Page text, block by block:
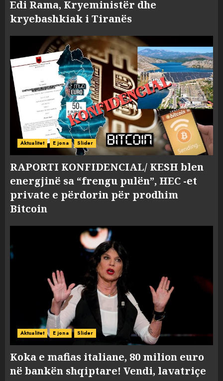
Edi Rama, Kryeministër dhe
kryebashkiak i Tiranës
Aktualitet E jona Slider
RAPORTI KONFIDENCIAL/ KESH blen
energjinë sa “frengu pulën”, HEC -et
private e përdorin për prodhim
Bitcoin
Aktualitet E jona Slider
Koka e mafias italiane, 80 milion euro
në bankën shqiptare! Vendi, lavatriçe